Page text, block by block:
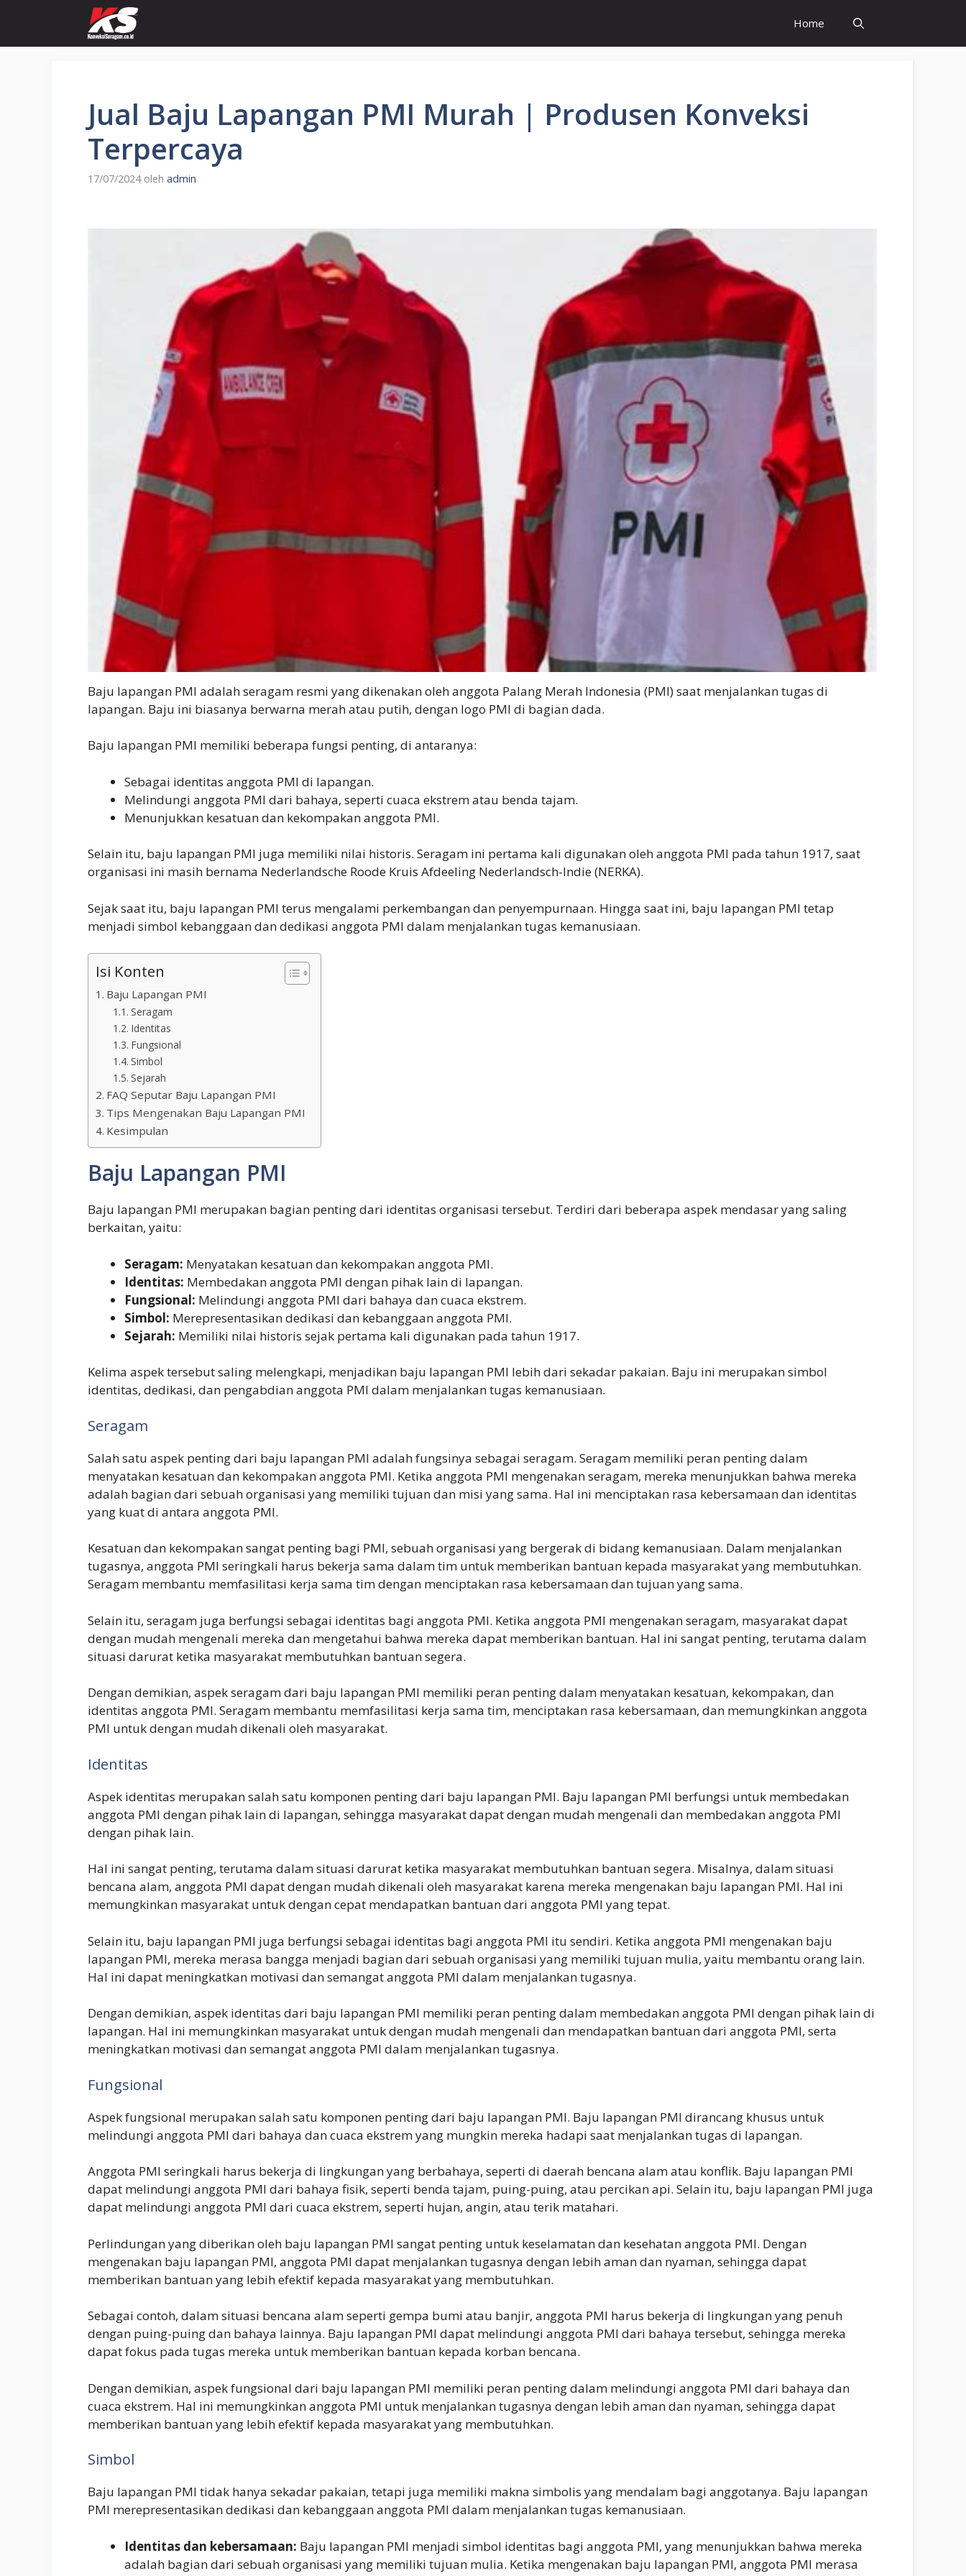
isi
Home
Jual Baju Lapangan PMI Murah | Produsen Konveksi
Terpercaya
17/07/2024 oleh admin
Baju lapangan PMI adalah seragam resmi yang dikenakan oleh anggota Palang Merah Indonesia (PMI) saat menjalankan tugas di
lapangan. Baju ini biasanya berwarna merah atau putih, dengan logo PMI di bagian dada.
Baju lapangan PMI memiliki beberapa fungsi penting, di antaranya:
Sebagai identitas anggota PMI di lapangan.
Melindungi anggota PMI dari bahaya, seperti cuaca ekstrem atau benda tajam.
Menunjukkan kesatuan dan kekompakan anggota PMI.
Selain itu, baju lapangan PMI juga memiliki nilai historis. Seragam ini pertama kali digunakan oleh anggota PMI pada tahun 1917, saat
organisasi ini masih bernama Nederlandsche Roode Kruis Afdeeling Nederlandsch-Indie (NERKA).
Sejak saat itu, baju lapangan PMI terus mengalami perkembangan dan penyempurnaan. Hingga saat ini, baju lapangan PMI tetap
menjadi simbol kebanggaan dan dedikasi anggota PMI dalam menjalankan tugas kemanusiaan.
Isi Konten
Baju Lapangan PMI
Seragam
Identitas
Fungsional
Simbol
Sejarah
FAQ Seputar Baju Lapangan PMI
Tips Mengenakan Baju Lapangan PMI
Kesimpulan
Baju Lapangan PMI
Baju lapangan PMI merupakan bagian penting dari identitas organisasi tersebut. Terdiri dari beberapa aspek mendasar yang saling
berkaitan, yaitu:
Seragam: Menyatakan kesatuan dan kekompakan anggota PMI.
Identitas: Membedakan anggota PMI dengan pihak lain di lapangan.
Fungsional: Melindungi anggota PMI dari bahaya dan cuaca ekstrem.
Simbol: Merepresentasikan dedikasi dan kebanggaan anggota PMI.
Sejarah: Memiliki nilai historis sejak pertama kali digunakan pada tahun 1917.
Kelima aspek tersebut saling melengkapi, menjadikan baju lapangan PMI lebih dari sekadar pakaian. Baju ini merupakan simbol
identitas, dedikasi, dan pengabdian anggota PMI dalam menjalankan tugas kemanusiaan.
Seragam
Salah satu aspek penting dari baju lapangan PMI adalah fungsinya sebagai seragam. Seragam memiliki peran penting dalam
menyatakan kesatuan dan kekompakan anggota PMI. Ketika anggota PMI mengenakan seragam, mereka menunjukkan bahwa mereka
adalah bagian dari sebuah organisasi yang memiliki tujuan dan misi yang sama. Hal ini menciptakan rasa kebersamaan dan identitas
yang kuat di antara anggota PMI.
Kesatuan dan kekompakan sangat penting bagi PMI, sebuah organisasi yang bergerak di bidang kemanusiaan. Dalam menjalankan
tugasnya, anggota PMI seringkali harus bekerja sama dalam tim untuk memberikan bantuan kepada masyarakat yang membutuhkan.
Seragam membantu memfasilitasi kerja sama tim dengan menciptakan rasa kebersamaan dan tujuan yang sama.
Selain itu, seragam juga berfungsi sebagai identitas bagi anggota PMI. Ketika anggota PMI mengenakan seragam, masyarakat dapat
dengan mudah mengenali mereka dan mengetahui bahwa mereka dapat memberikan bantuan. Hal ini sangat penting, terutama dalam
situasi darurat ketika masyarakat membutuhkan bantuan segera.
Dengan demikian, aspek seragam dari baju lapangan PMI memiliki peran penting dalam menyatakan kesatuan, kekompakan, dan
identitas anggota PMI. Seragam membantu memfasilitasi kerja sama tim, menciptakan rasa kebersamaan, dan memungkinkan anggota
PMI untuk dengan mudah dikenali oleh masyarakat.
Identitas
Aspek identitas merupakan salah satu komponen penting dari baju lapangan PMI. Baju lapangan PMI berfungsi untuk membedakan
anggota PMI dengan pihak lain di lapangan, sehingga masyarakat dapat dengan mudah mengenali dan membedakan anggota PMI
dengan pihak lain.
Hal ini sangat penting, terutama dalam situasi darurat ketika masyarakat membutuhkan bantuan segera. Misalnya, dalam situasi
bencana alam, anggota PMI dapat dengan mudah dikenali oleh masyarakat karena mereka mengenakan baju lapangan PMI. Hal ini
memungkinkan masyarakat untuk dengan cepat mendapatkan bantuan dari anggota PMI yang tepat.
Selain itu, baju lapangan PMI juga berfungsi sebagai identitas bagi anggota PMI itu sendiri. Ketika anggota PMI mengenakan baju
lapangan PMI, mereka merasa bangga menjadi bagian dari sebuah organisasi yang memiliki tujuan mulia, yaitu membantu orang lain.
Hal ini dapat meningkatkan motivasi dan semangat anggota PMI dalam menjalankan tugasnya.
Dengan demikian, aspek identitas dari baju lapangan PMI memiliki peran penting dalam membedakan anggota PMI dengan pihak lain di
lapangan. Hal ini memungkinkan masyarakat untuk dengan mudah mengenali dan mendapatkan bantuan dari anggota PMI, serta
meningkatkan motivasi dan semangat anggota PMI dalam menjalankan tugasnya.
Fungsional
Aspek fungsional merupakan salah satu komponen penting dari baju lapangan PMI. Baju lapangan PMI dirancang khusus untuk
melindungi anggota PMI dari bahaya dan cuaca ekstrem yang mungkin mereka hadapi saat menjalankan tugas di lapangan.
Anggota PMI seringkali harus bekerja di lingkungan yang berbahaya, seperti di daerah bencana alam atau konflik. Baju lapangan PMI
dapat melindungi anggota PMI dari bahaya fisik, seperti benda tajam, puing-puing, atau percikan api. Selain itu, baju lapangan PMI juga
dapat melindungi anggota PMI dari cuaca ekstrem, seperti hujan, angin, atau terik matahari.
Perlindungan yang diberikan oleh baju lapangan PMI sangat penting untuk keselamatan dan kesehatan anggota PMI. Dengan
mengenakan baju lapangan PMI, anggota PMI dapat menjalankan tugasnya dengan lebih aman dan nyaman, sehingga dapat
memberikan bantuan yang lebih efektif kepada masyarakat yang membutuhkan.
Sebagai contoh, dalam situasi bencana alam seperti gempa bumi atau banjir, anggota PMI harus bekerja di lingkungan yang penuh
dengan puing-puing dan bahaya lainnya. Baju lapangan PMI dapat melindungi anggota PMI dari bahaya tersebut, sehingga mereka
dapat fokus pada tugas mereka untuk memberikan bantuan kepada korban bencana.
Dengan demikian, aspek fungsional dari baju lapangan PMI memiliki peran penting dalam melindungi anggota PMI dari bahaya dan
cuaca ekstrem. Hal ini memungkinkan anggota PMI untuk menjalankan tugasnya dengan lebih aman dan nyaman, sehingga dapat
memberikan bantuan yang lebih efektif kepada masyarakat yang membutuhkan.
Simbol
Baju lapangan PMI tidak hanya sekadar pakaian, tetapi juga memiliki makna simbolis yang mendalam bagi anggotanya. Baju lapangan
PMI merepresentasikan dedikasi dan kebanggaan anggota PMI dalam menjalankan tugas kemanusiaan.
Identitas dan kebersamaan: Baju lapangan PMI menjadi simbol identitas bagi anggota PMI, yang menunjukkan bahwa mereka
adalah bagian dari sebuah organisasi yang memiliki tujuan mulia. Ketika mengenakan baju lapangan PMI, anggota PMI merasa